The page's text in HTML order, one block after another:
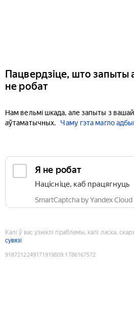
Пацвердзіце, што запыты
не робат
Нам вельмі шкада, але запыты з
аўтаматычных.
Чаму гэта магло
Я не робат
Націсніце, каб працягнуць
SmartCaptcha by Yandex Cloud
Калі ў вас узніклі праблемы, калі ласка,
сувязі
9187212249171919809:1786167572